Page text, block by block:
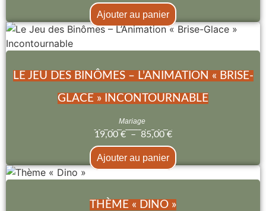
Ajouter au panier
LE JEU DES BINÔMES – L’ANIMATION « BRISE-
GLACE » INCONTOURNABLE
Mariage
19,00 € – 85,00 €
Ajouter au panier
THÈME « DINO »